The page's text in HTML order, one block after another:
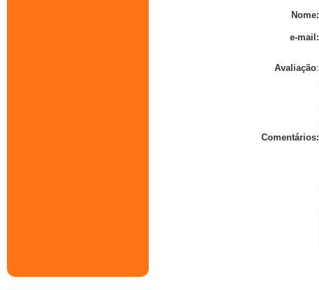
Nome:
e-mail:
Avaliação:
Comentários: